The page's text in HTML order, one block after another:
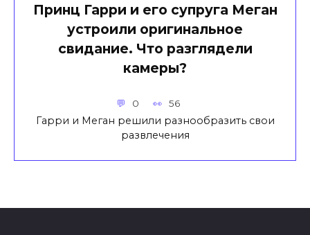
Принц Гарри и его супруга Меган
устроили оригинальное
свидание. Что разглядели
камеры?
0 56
Гарри и Меган решили разнообразить свои
развлечения